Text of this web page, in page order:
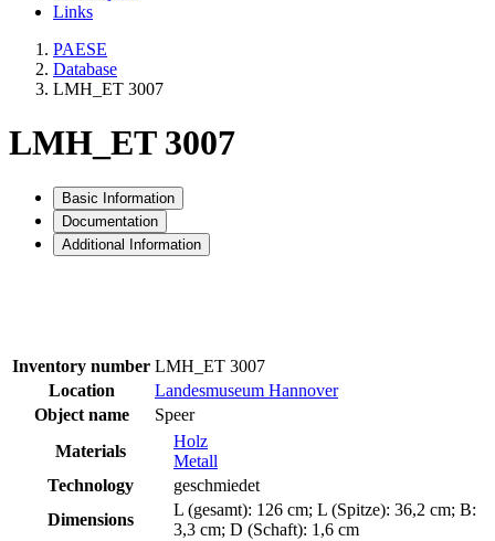
Links
PAESE
Database
LMH_ET 3007
LMH_ET 3007
Basic Information
Documentation
Additional Information
Inventory number LMH_ET 3007
Location
Landesmuseum Hannover
Object name
Speer
Materials
Holz
Metall
Technology
geschmiedet
Dimensions
L (gesamt): 126 cm; L (Spitze): 36,2 cm; B:
3,3 cm; D (Schaft): 1,6 cm